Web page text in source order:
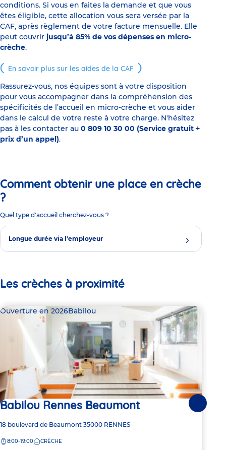
conditions. Si vous en faites la demande et que vous
êtes éligible, cette allocation vous sera versée par la
CAF, après règlement de votre facture mensuelle. Elle
peut couvrir jusqu’à 85% de vos dépenses en micro-
crèche.
En savoir plus sur les aides de la CAF
Rassurez-vous, nos équipes sont à votre disposition
pour vous accompagner dans la compréhension des
spécificités de l’accueil en micro-crèche et vous aider
dans le calcul de votre reste à votre charge. N'hésitez
pas à les contacter au 0 809 10 30 00 (Service gratuit +
prix d’un appel).
Comment obtenir une place en crèche
?
Quel type d'accueil cherchez-vous ?
Longue durée via l'employeur
Les crèches à proximité
Ouverture en 2026Babilou
Babilou Rennes Beaumont
Adresse
la
18 boulevard de Beaumont 35000 RENNES
8:00-19:00 CRÈCHE